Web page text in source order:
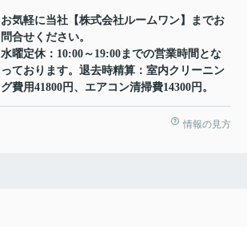
お気軽に当社【株式会社ルームワン】までお
問合せください。
水曜定休：10:00～19:00までの営業時間とな
っております。退去時精算：室内クリーニン
グ費用41800円、エアコン清掃費14300円。
情報の見方